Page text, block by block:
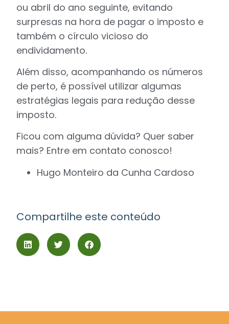
ou abril do ano seguinte, evitando
surpresas na hora de pagar o imposto e
também o círculo vicioso do
endividamento.
Além disso, acompanhando os números
de perto, é possível utilizar algumas
estratégias legais para redução desse
imposto.
Ficou com alguma dúvida? Quer saber
mais? Entre em contato conosco!
Hugo Monteiro da Cunha Cardoso
Compartilhe este conteúdo